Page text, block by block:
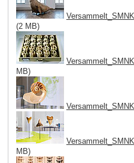
(2 MB)
MB)
MB)